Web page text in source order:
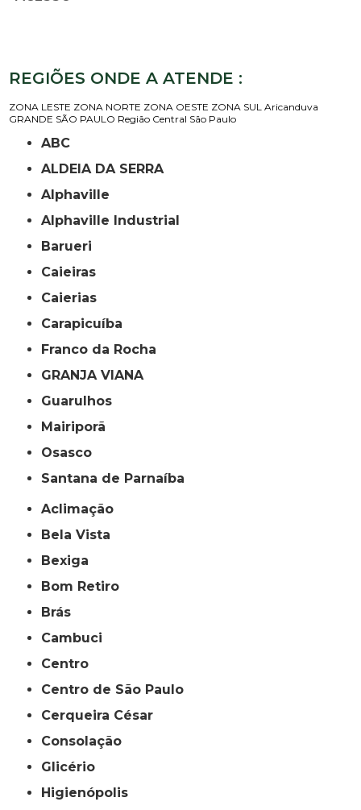
REGIÕES ONDE A ATENDE :
ZONA LESTE ZONA NORTE ZONA OESTE ZONA SUL Aricanduva
GRANDE SÃO PAULO Região Central São Paulo
ABC
ALDEIA DA SERRA
Alphaville
Alphaville Industrial
Barueri
Caieiras
Caierias
Carapicuíba
Franco da Rocha
GRANJA VIANA
Guarulhos
Mairiporã
Osasco
Santana de Parnaíba
Aclimação
Bela Vista
Bexiga
Bom Retiro
Brás
Cambuci
Centro
Centro de São Paulo
Cerqueira César
Consolação
Glicério
Higienópolis